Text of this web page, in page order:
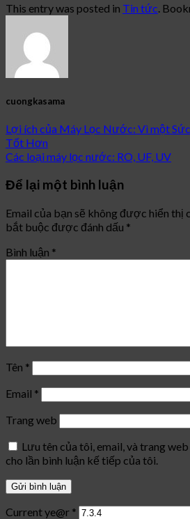
This entry was posted in Tin tức .
cuongkasama
Lợi ích của Máy Lọc Nước: Vì một
Tốt Hơn
Các loại máy lọc nước: RO, UF, UV
Để lại một bình luận
Email của bạn sẽ không được hiển thị
bắt buộc được đánh dấu *
Bình luận *
Tên *
Email *
Trang web
Lưu tên của tôi, email, và trang
cho lần bình luận kế tiếp của tôi.
Current ye@r *